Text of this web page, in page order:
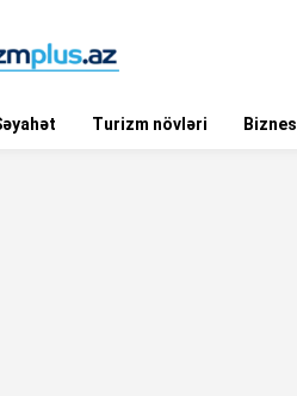
Turizm növləri Biznes